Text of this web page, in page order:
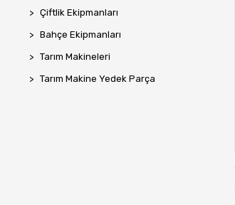
Çiftlik Ekipmanları
Bahçe Ekipmanları
Tarım Makineleri
Tarım Makine Yedek Parça